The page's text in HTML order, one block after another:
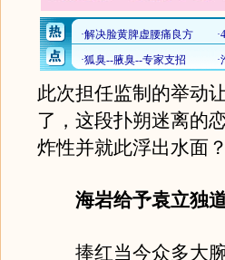
此次担任监制的举动
了，这段扑朔迷离的
炸性并就此浮出水面？
海岩给予袁立独
捧红当今众多大腕